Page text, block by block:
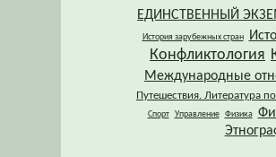
ЕДИНСТВЕННЫЙ
История зарубежных стран
Конфликтология
Международные
Путешествия. Литература
Спорт Управление Физика